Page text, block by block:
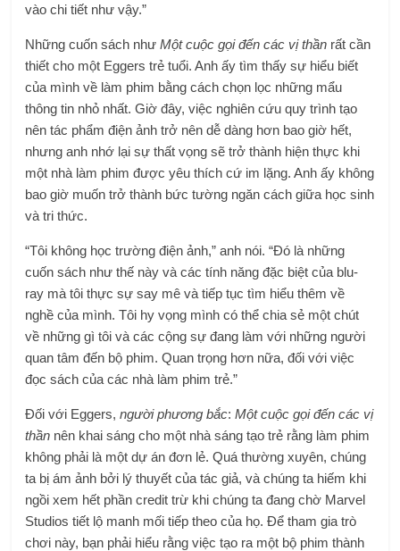
vào chi tiết như vậy.”
Những cuốn sách nhưMột cuộc gọi đến các vị thần rất cần
thiết cho một Eggers trẻ tuổi. Anh ấy tìm thấy sự hiểu biết
của mình về làm phim bằng cách chọn lọc những mẩu
thông tin nhỏ nhất. Giờ đây, việc nghiên cứu quy trình tạo
nên tác phẩm điện ảnh trở nên dễ dàng hơn bao giờ hết,
nhưng anh nhớ lại sự thất vọng sẽ trở thành hiện thực khi
một nhà làm phim được yêu thích cứ im lặng. Anh ấy không
bao giờ muốn trở thành bức tường ngăn cách giữa học sinh
và tri thức.
“Tôi không học trường điện ảnh,” anh nói. “Đó là những
cuốn sách như thế này và các tính năng đặc biệt của blu-
ray mà tôi thực sự say mê và tiếp tục tìm hiểu thêm về
nghề của mình. Tôi hy vọng mình có thể chia sẻ một chút
về những gì tôi và các cộng sự đang làm với những người
quan tâm đến bộ phim. Quan trọng hơn nữa, đối với việc
đọc sách của các nhà làm phim trẻ.”
Đối với Eggers,người phương bắc:Một cuộc gọi đến các vị
thần nên khai sáng cho một nhà sáng tạo trẻ rằng làm phim
không phải là một dự án đơn lẻ. Quá thường xuyên, chúng
ta bị ám ảnh bởi lý thuyết của tác giả, và chúng ta hiếm khi
ngồi xem hết phần credit trừ khi chúng ta đang chờ Marvel
Studios tiết lộ manh mối tiếp theo của họ. Để tham gia trò
chơi này, bạn phải hiểu rằng việc tạo ra một bộ phim thành